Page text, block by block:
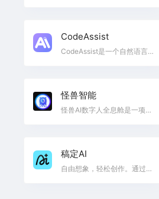
CodeAssist
CodeAssist是一个自然语言聊天机器人，能在IDE中编写代码并回答问题。
怪兽智能
怪兽AI数字人全息舱是一项颠覆性的科技创新，通过先进的激光投影技术和3D扫描技术，将现实中的人物完美地转化为数字化形象，并在真实环境中展示。数字人交互系统可以与各种显示设备进行对接，充分发挥数字人交互的功能。可以结合OLED屏、LCD屏或全息投影等实现数字人交互互动。
稿定AI
自由想象，轻松创作。通过灵感激发创意，以用户真实场景为切入，通过 AI 能力的介入，使用上降低门槛，为用户提供智能、极简、易用、高效的AI创意社区。